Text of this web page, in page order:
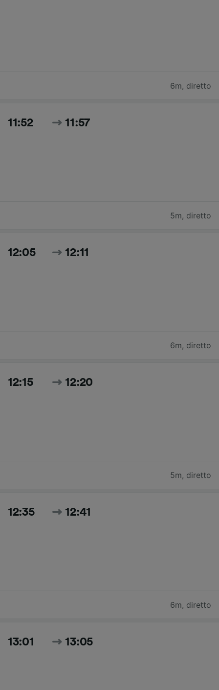
6m, diretto
11:52 11:57
5m, diretto
12:05 12:11
6m, diretto
12:15 12:20
5m, diretto
12:35 12:41
6m, diretto
13:01 13:05